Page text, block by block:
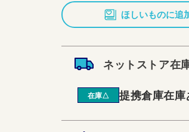
ほしいものに追
ネットストア在
在庫△ 提携倉庫在庫